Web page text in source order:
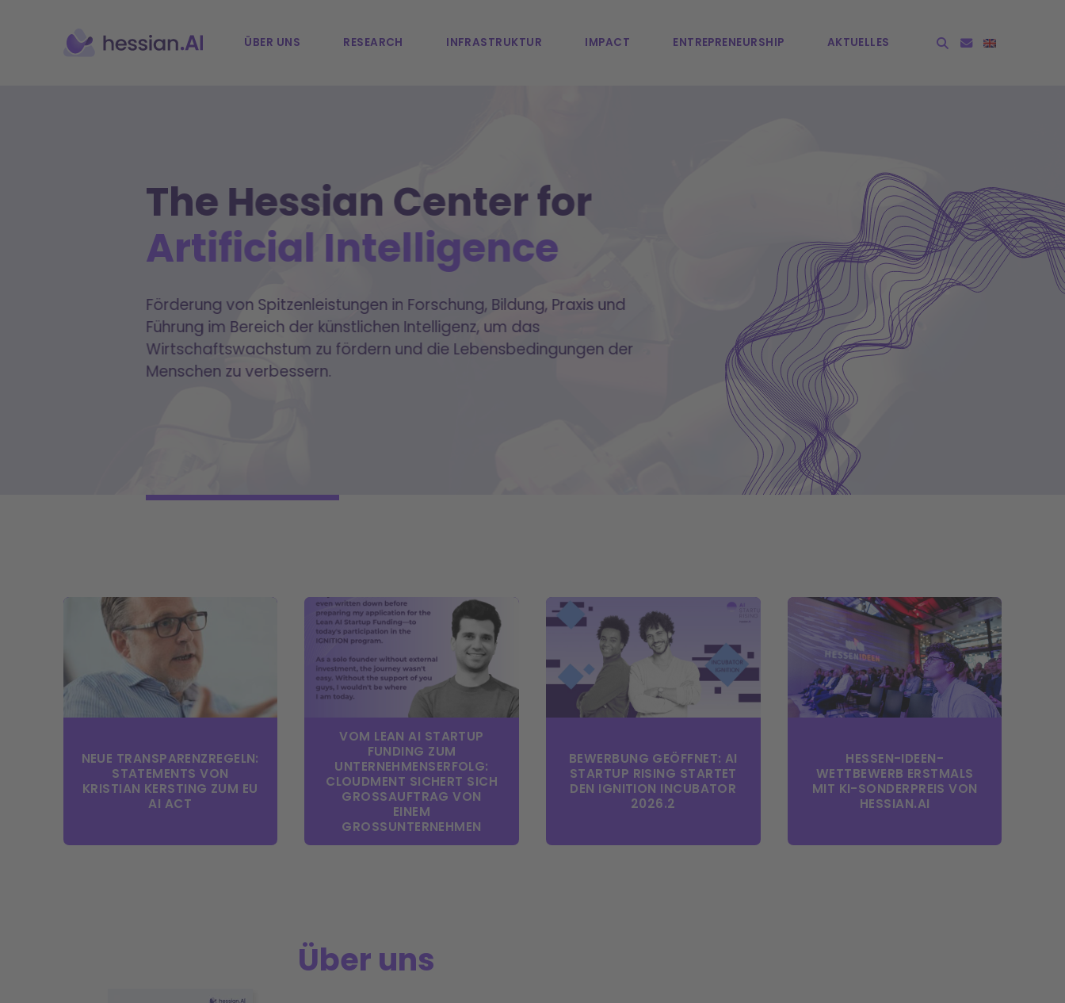
ÜBER UNS RESEARCH INFRASTRUKTUR IMPACT ENTREPRE­NEURSHIP AKTUELLES
The Hessian Center for
Artificial Intelligence
Förderung von Spitzenleistungen in Forschung, Bildung, Praxis und
Führung im Bereich der künstlichen Intelligenz, um das
Wirtschaftswachstum zu fördern und die Lebensbedingungen der
Menschen zu verbessern.
NEUE TRANSPARENZREGELN:
STATEMENTS VON
KRISTIAN KERSTING ZUM EU
AI ACT
VOM LEAN AI STARTUP
FUNDING ZUM
UNTERNEHMENSERFOLG:
CLOUDMENT SICHERT SICH
GROSSAUFTRAG VON E
INEM G
ROSSUNTERNEHMEN
BEWERBUNG GEÖFFNET: AI
STARTUP RISING STARTET
DEN IGNITION INCUBATOR
2026.2
HESSEN-IDEEN-
WETTBEWERB ERSTMALS
MIT KI-SONDERPREIS VON
HESSIAN.AI
Über uns